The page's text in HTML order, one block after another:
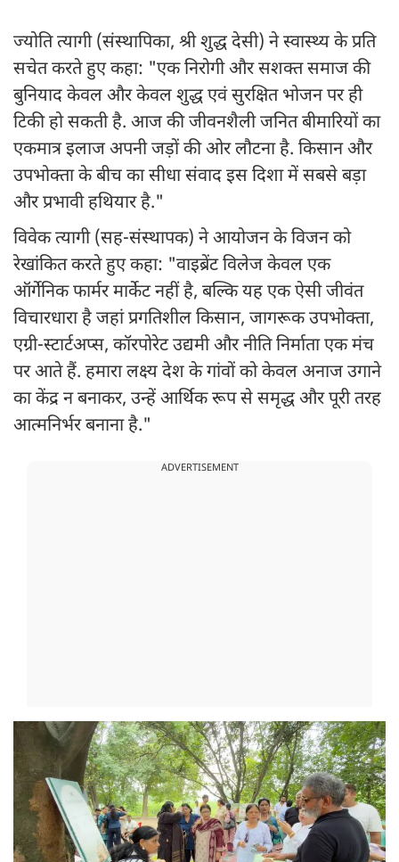
ज्योति त्यागी (संस्थापिका, श्री शुद्ध देसी) ने स्वास्थ्य के प्रति
सचेत करते हुए कहा: "एक निरोगी और सशक्त समाज की
बुनियाद केवल और केवल शुद्ध एवं सुरक्षित भोजन पर ही
टिकी हो सकती है. आज की जीवनशैली जनित बीमारियों का
एकमात्र इलाज अपनी जड़ों की ओर लौटना है. किसान और
उपभोक्ता के बीच का सीधा संवाद इस दिशा में सबसे बड़ा
और प्रभावी हथियार है."
विवेक त्यागी (सह-संस्थापक) ने आयोजन के विजन को
रेखांकित करते हुए कहा: "वाइब्रेंट विलेज केवल एक
ऑर्गेनिक फार्मर मार्केट नहीं है, बल्कि यह एक ऐसी जीवंत
विचारधारा है जहां प्रगतिशील किसान, जागरूक उपभोक्ता,
एग्री-स्टार्टअप्स, कॉरपोरेट उद्यमी और नीति निर्माता एक मंच
पर आते हैं. हमारा लक्ष्य देश के गांवों को केवल अनाज उगाने
का केंद्र न बनाकर, उन्हें आर्थिक रूप से समृद्ध और पूरी तरह
आत्मनिर्भर बनाना है."
ADVERTISEMENT